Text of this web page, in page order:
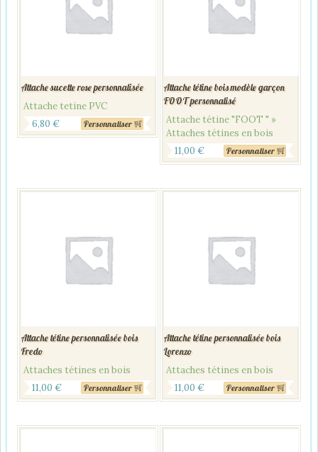
Attache sucette rose personnalisée
Attache tetine PVC
6,80 € Personnaliser
Attache tétine bois modèle garçon
FOOT personnalisé
Attache tétine "FOOT " »
Attaches tétines en bois
11,00 € Personnaliser
Attache tétine personnalisée bois
Fredo
Attaches tétines en bois
11,00 € Personnaliser
Attache tétine personnalisée bois
Lorenzo
Attaches tétines en bois
11,00 € Personnaliser